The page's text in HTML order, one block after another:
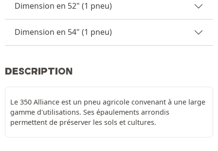
Dimension en 52" (1 pneu)
Dimension en 54" (1 pneu)
DESCRIPTION
Le 350 Alliance est un pneu agricole convenant à une large
gamme d'utilisations. Ses épaulements arrondis
permettent de préserver les sols et cultures.